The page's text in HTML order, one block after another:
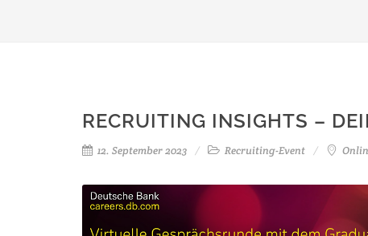
RECRUITING INSIGHTS –
12. September 2023 Recruiting-Event